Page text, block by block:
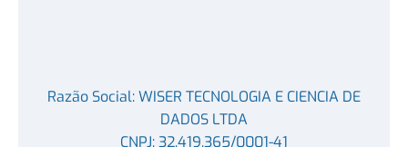
Razão Social: WISER TECNOLOGIA E CIENCIA DE
DADOS LTDA
CNPJ: 32.419.365/0001-41